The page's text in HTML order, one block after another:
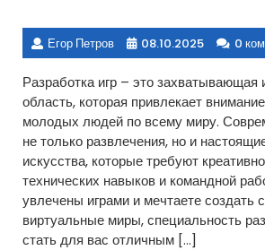
Егор Петров 08.10.2025 0
Разработка игр – это захватывающая
область, которая привлекает
молодых людей по всему миру.
не только развлечения, но и
искусства, которые требуют
технических навыков и командной
увлечены играми и мечтаете создать
виртуальные миры, специальность
стать для вас отличным […]